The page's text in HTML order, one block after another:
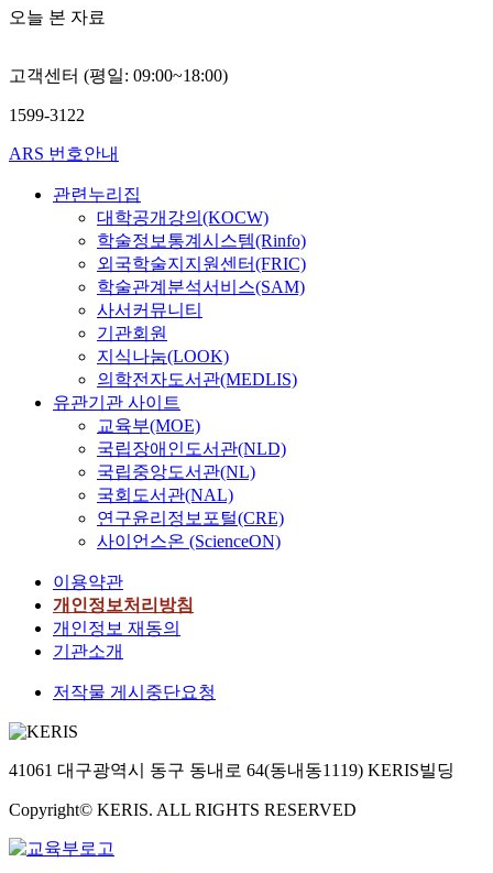
오늘 본 자료
고객센터 (평일: 09:00~18:00)
1599-3122
ARS 번호안내
관련누리집
대학공개강의(KOCW)
학술정보통계시스템(Rinfo)
외국학술지지원센터(FRIC)
학술관계분석서비스(SAM)
사서커뮤니티
기관회원
지식나눔(LOOK)
의학전자도서관(MEDLIS)
유관기관 사이트
교육부(MOE)
국립장애인도서관(NLD)
국립중앙도서관(NL)
국회도서관(NAL)
연구윤리정보포털(CRE)
사이언스온 (ScienceON)
이용약관
개인정보처리방침
개인정보 재동의
기관소개
저작물 게시중단요청
41061 대구광역시 동구 동내로 64(동내동1119) KERIS빌딩
Copyright© KERIS. ALL RIGHTS RESERVED